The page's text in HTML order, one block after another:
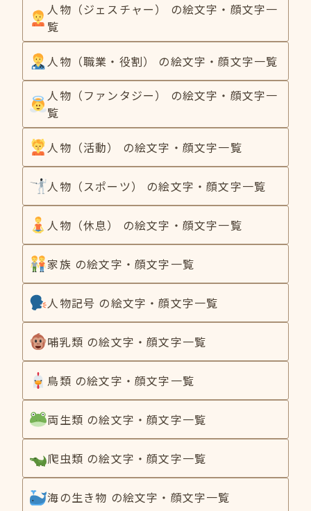
人物（ジェスチャー） の絵文字・顔文字一
覧
人物（職業・役割） の絵文字・顔文字一覧
人物（ファンタジー） の絵文字・顔文字一
覧
人物（活動） の絵文字・顔文字一覧
人物（スポーツ） の絵文字・顔文字一覧
人物（休息） の絵文字・顔文字一覧
家族 の絵文字・顔文字一覧
人物記号 の絵文字・顔文字一覧
哺乳類 の絵文字・顔文字一覧
鳥類 の絵文字・顔文字一覧
両生類 の絵文字・顔文字一覧
爬虫類 の絵文字・顔文字一覧
海の生き物 の絵文字・顔文字一覧